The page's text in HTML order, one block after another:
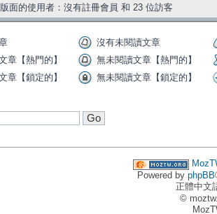
面的使用者：沒有註冊會員 和 23 位訪客
沒有未閱讀文章
章【熱門的】
無未閱讀文章【熱門的】
章【鎖定的】
無未閱讀文章【鎖定的】
Powered by phpBB
正體中文
©